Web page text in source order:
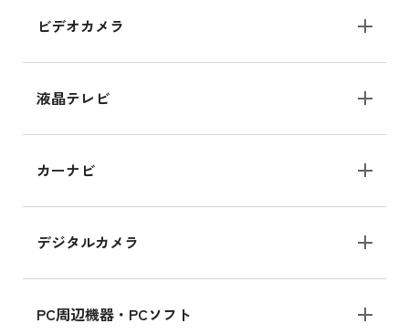
ビデオカメラ
液晶テレビ
カーナビ
デジタルカメラ
PC周辺機器・PCソフト
iPhone 15 128GB シリーズ
iPhone 15 128GB の新品買取価格
MK2K3J/Aの新品買取価格はこちら